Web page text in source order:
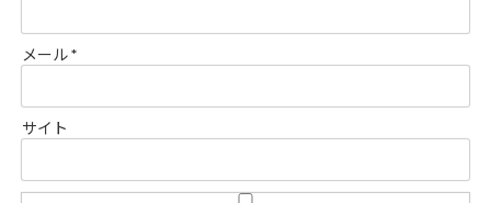
メール*
サイト